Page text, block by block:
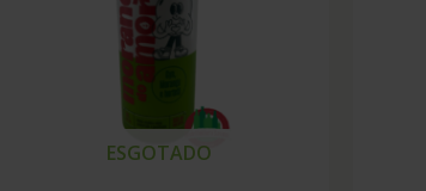
ESGOTADO